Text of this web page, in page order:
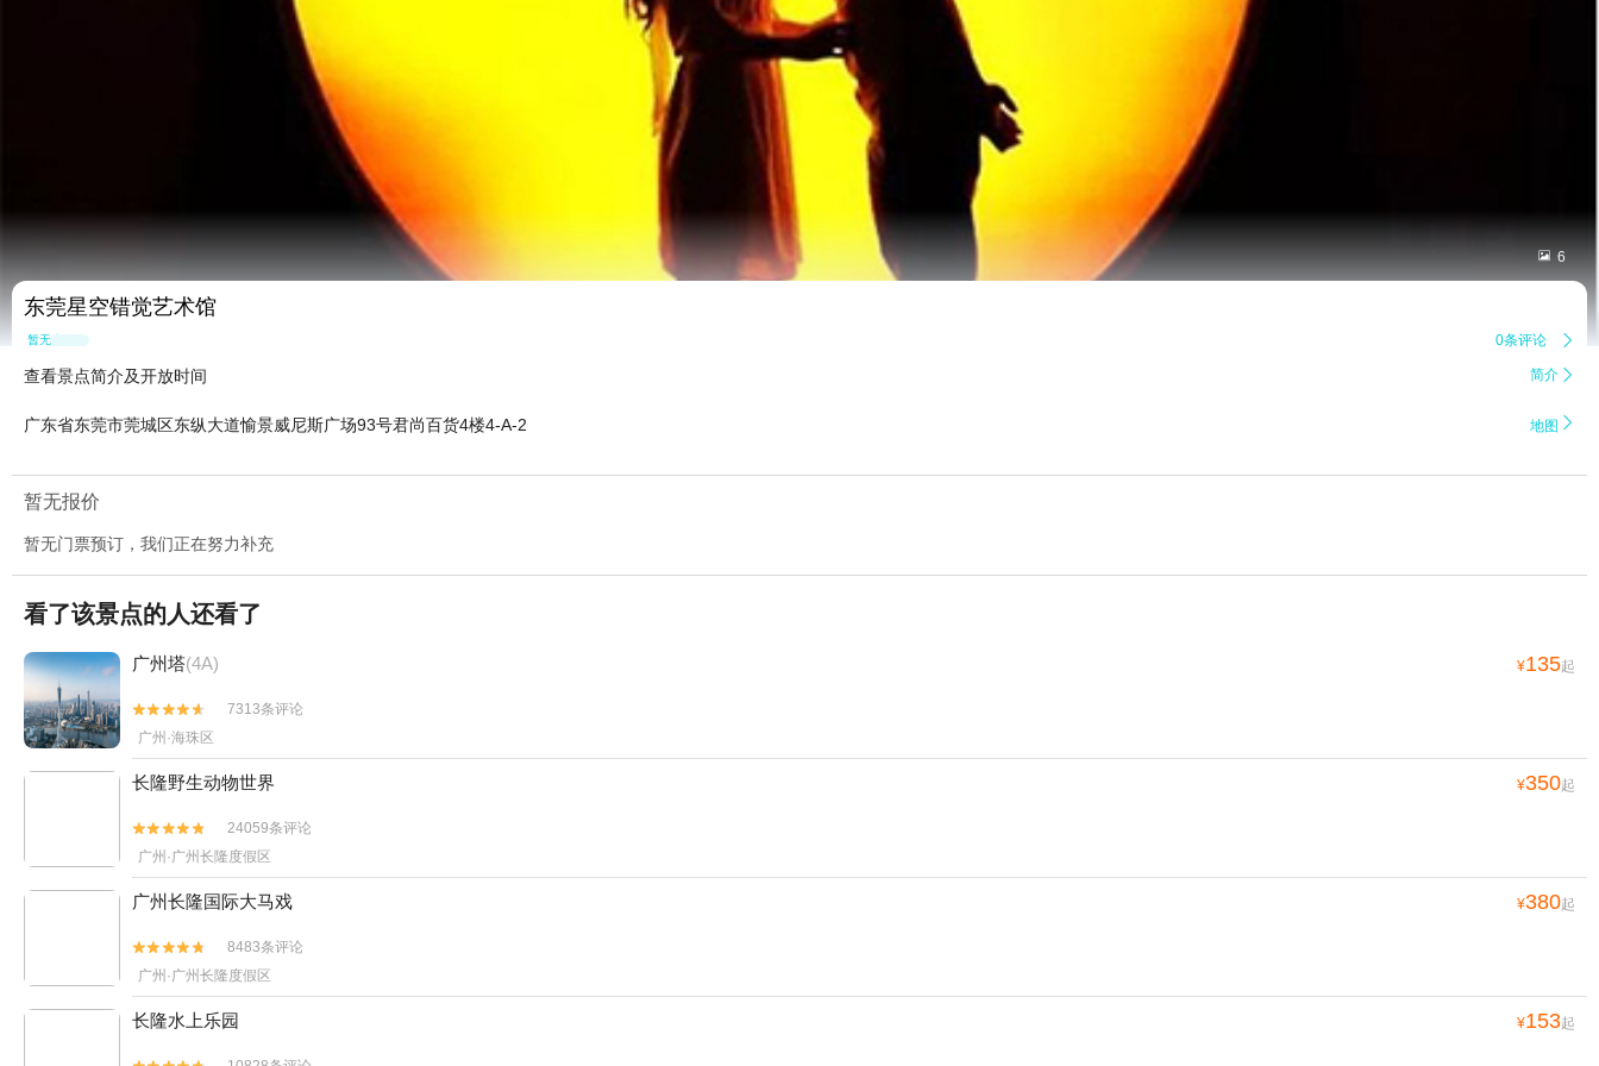
 6
东莞星空错觉艺术馆
暂无点评 0条评论 
查看景点简介及开放时间 简介 
广东省东莞市莞城区东纵大道愉景威尼斯广场93号君尚百货4楼4-A-2 地图 
暂无报价
暂无门票预订，我们正在努力补充
看了该景点的人还看了
广州塔(4A) ¥135起


7313条评论
广州·海珠区
长隆野生动物世界 ¥350起


24059条评论
广州·广州长隆度假区
广州长隆国际大马戏 ¥380起


8483条评论
广州·广州长隆度假区
长隆水上乐园 ¥153起